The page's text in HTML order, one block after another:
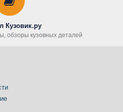
Кузовик.ру
обзоры кузовных деталей